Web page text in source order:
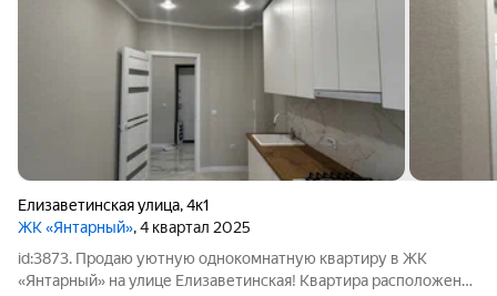
Елизаветинская улица,4к1
ЖК «Янтарный», 4 квартал 2025
id:3873. Продаю уютную однокомнатную квартиру в ЖК
«Янтарный» на улице Елизаветинская! Квартира расположена